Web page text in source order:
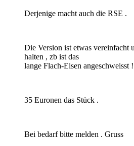
Derjenige macht auch die RSE .
Die Version ist etwas vereinfacht
halten , zb ist das
lange Flach-Eisen angeschweisst !
35 Euronen das Stück .
Bei bedarf bitte melden . Gruss